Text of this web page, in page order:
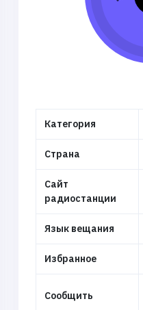
Категория
Страна
Сайт
радиостанции
Язык вещания
Избранное
Сообщить